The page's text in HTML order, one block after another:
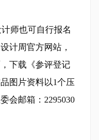
师也可自行报名
计周官方网站，
下载《参评登记
图片资料以1个压
会邮箱：2295030